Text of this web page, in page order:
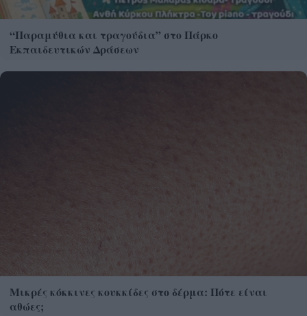
“Παραμύθια και τραγούδια” στο Πάρκο
Εκπαιδευτικών Δράσεων
Μικρές κόκκινες κουκκίδες στο δέρμα: Πότε είναι
αθώες;